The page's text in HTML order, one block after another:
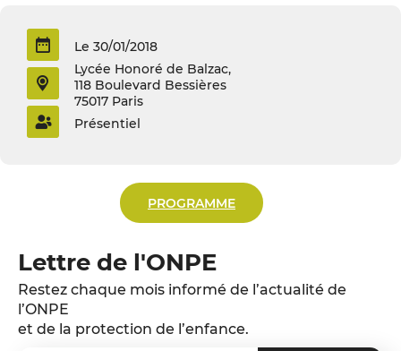
Le 30/01/2018
Lycée Honoré de Balzac,
118 Boulevard Bessières
75017 Paris
Présentiel
PROGRAMME
Lettre de l'ONPE
Restez chaque mois informé de l’actualité de
l’ONPE
et de la protection de l’enfance.